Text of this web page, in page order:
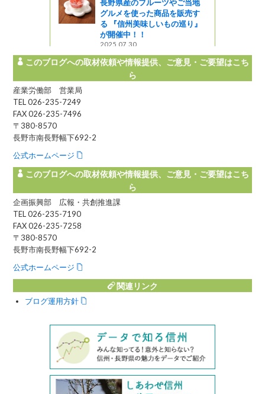
長野県産のフルーツやご当地
グルメを使った商品を販売す
る 『信州美味しいもの巡り』
が開催中！！
2025.07.30
このブログへの取材依頼や情報提供、ご意見・ご要望はこち
ら
産業労働部 営業局
TEL 026-235-7249
FAX 026-235-7496
〒380-8570
長野市南長野幅下692-2
公式ホームページ
このブログへの取材依頼や情報提供、ご意見・ご要望はこち
ら
企画振興部 広報・共創推進課
TEL 026-235-7190
FAX 026-235-7258
〒380-8570
長野市南長野幅下692-2
公式ホームページ
関連リンク
ブログ運用方針